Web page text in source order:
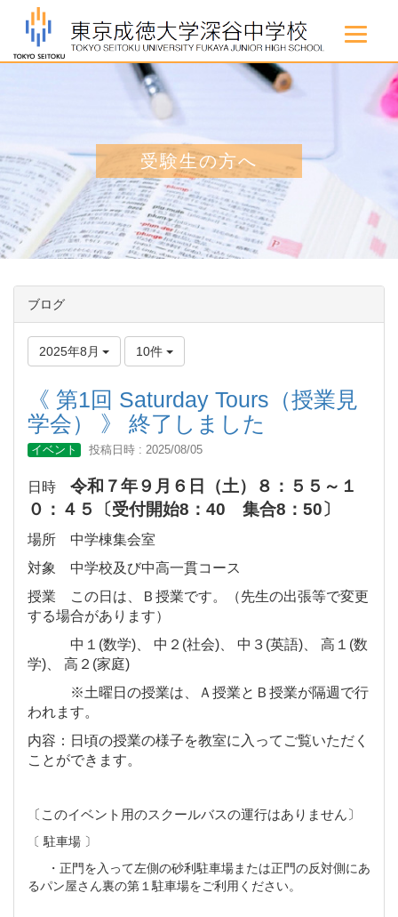
受験生の方へ
ブログ
2025年8月 10件
《 第1回 Saturday Tours（授業見
学会） 》 終了しました
イベント 投稿日時 : 2025/08/05
日時 令和７年９月６日（土）８：５５～１
０：４５〔受付開始8：40 集合8：50〕
場所 中学棟集会室
対象 中学校及び中高一貫コース
授業 この日は、Ｂ授業です。（先生の出張等で変更
する場合があります）
中１(数学)、 中２(社会)、 中３(英語)、 高１(数
学)、 高２(家庭)
※土曜日の授業は、Ａ授業とＢ授業が隔週で行
われます。
内容：日頃の授業の様子を教室に入ってご覧いただく
ことができます。
〔このイベント用のスクールバスの運行はありません〕
〔 駐車場 〕
・正門を入って左側の砂利駐車場または正門の反対側にあ
るパン屋さん裏の第１駐車場をご利用ください。